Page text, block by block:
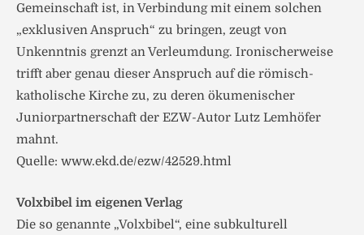
Gemeinschaft ist, in Verbindung mit einem solchen
„exklusiven Anspruch“ zu bringen, zeugt von
Unkenntnis grenzt an Verleumdung. Ironischerweise
trifft aber genau dieser Anspruch auf die römisch-
katholische Kirche zu, zu deren ökumenischer
Juniorpartnerschaft der EZW-Autor Lutz Lemhöfer
mahnt.
Quelle: www.ekd.de/ezw/42529.html
Volxbibel im eigenen Verlag
Die so genannte „Volxbibel“, eine subkulturell